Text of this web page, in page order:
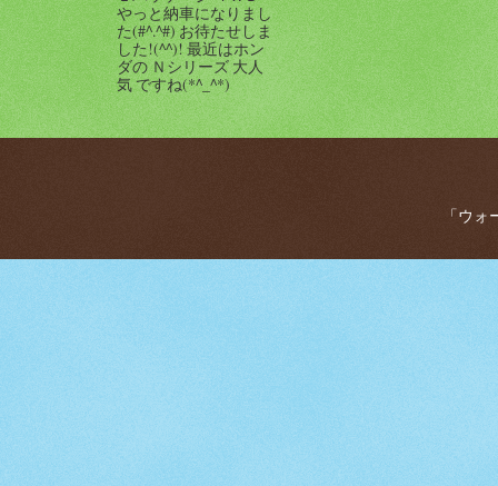
やっと納車になりまし
た(#^.^#) お待たせしま
した!(^^)! 最近はホン
ダの Ｎシリーズ 大人
気 ですね(*^_^*)
「ウ